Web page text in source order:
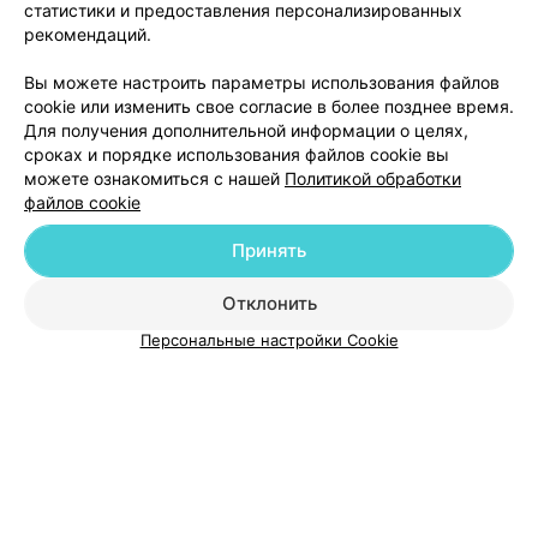
интервалы между сеансами не увеличивались. К
сожалению, мне ни разу не предложили обсудить
сделать перерыв. Врача не смутило отсутствие
прогресса. Сменила клинику, аппарат, оставила отзыв.
Поступил звонок из клиники, в ходе которого в
неконструктивной форме на меня переложили всю
ответственность. Считаю важным это рассказать,
чтобы другие клиенты не проходили зря долгий и
дорогостоящий курс.
Минск, пр-т Независимости, 64 Выходной
Добавить компанию
Добавить специалиста
статистики и предоставления персонализированных
рекомендаций.
Вы можете настроить параметры использования файлов
cookie или изменить свое согласие в более позднее время.
Для получения дополнительной информации о целях,
сроках и порядке использования файлов cookie вы
можете ознакомиться с нашей Политикой обработки
файлов cookie
Отклонить
Принять
Персональные настройки Cookie